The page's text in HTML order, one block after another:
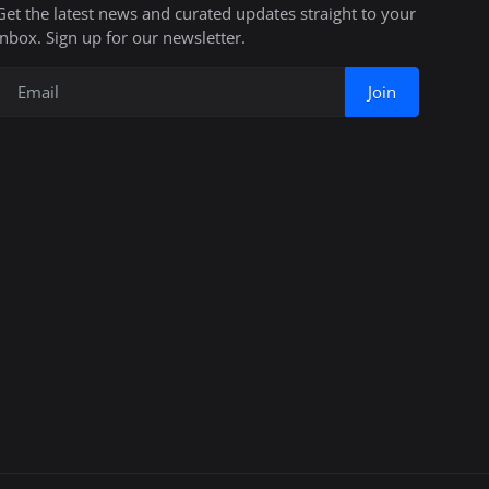
the latest news and curated updates straight to your
Sign up for our newsletter.
Join